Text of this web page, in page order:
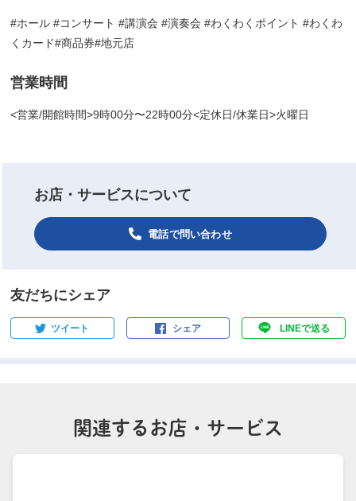
#ホール #コンサート #講演会 #演奏会 #わくわくポイント #わくわ
くカード#商品券#地元店
営業時間
<営業/開館時間>9時00分〜22時00分<定休日/休業日>火曜日
お店・サービスについて
電話で問い合わせ
友だちにシェア
ツイート シェア LINEで送る
関連するお店・サービス